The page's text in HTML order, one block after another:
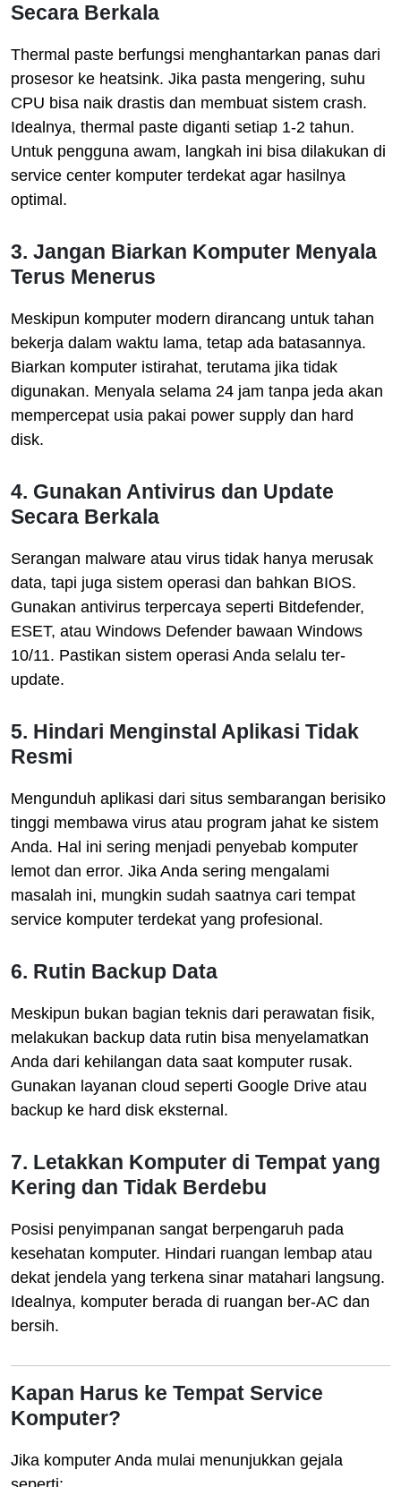
Secara Berkala
Thermal paste berfungsi menghantarkan panas dari
prosesor ke heatsink. Jika pasta mengering, suhu
CPU bisa naik drastis dan membuat sistem crash.
Idealnya, thermal paste diganti setiap 1-2 tahun.
Untuk pengguna awam, langkah ini bisa dilakukan di
service center komputer terdekat agar hasilnya
optimal.
3. Jangan Biarkan Komputer Menyala
Terus Menerus
Meskipun komputer modern dirancang untuk tahan
bekerja dalam waktu lama, tetap ada batasannya.
Biarkan komputer istirahat, terutama jika tidak
digunakan. Menyala selama 24 jam tanpa jeda akan
mempercepat usia pakai power supply dan hard
disk.
4. Gunakan Antivirus dan Update
Secara Berkala
Serangan malware atau virus tidak hanya merusak
data, tapi juga sistem operasi dan bahkan BIOS.
Gunakan antivirus terpercaya seperti Bitdefender,
ESET, atau Windows Defender bawaan Windows
10/11. Pastikan sistem operasi Anda selalu ter-
update.
5. Hindari Menginstal Aplikasi Tidak
Resmi
Mengunduh aplikasi dari situs sembarangan berisiko
tinggi membawa virus atau program jahat ke sistem
Anda. Hal ini sering menjadi penyebab komputer
lemot dan error. Jika Anda sering mengalami
masalah ini, mungkin sudah saatnya cari tempat
service komputer terdekat yang profesional.
6. Rutin Backup Data
Meskipun bukan bagian teknis dari perawatan fisik,
melakukan backup data rutin bisa menyelamatkan
Anda dari kehilangan data saat komputer rusak.
Gunakan layanan cloud seperti Google Drive atau
backup ke hard disk eksternal.
7. Letakkan Komputer di Tempat yang
Kering dan Tidak Berdebu
Posisi penyimpanan sangat berpengaruh pada
kesehatan komputer. Hindari ruangan lembap atau
dekat jendela yang terkena sinar matahari langsung.
Idealnya, komputer berada di ruangan ber-AC dan
bersih.
Kapan Harus ke Tempat Service
Komputer?
Jika komputer Anda mulai menunjukkan gejala